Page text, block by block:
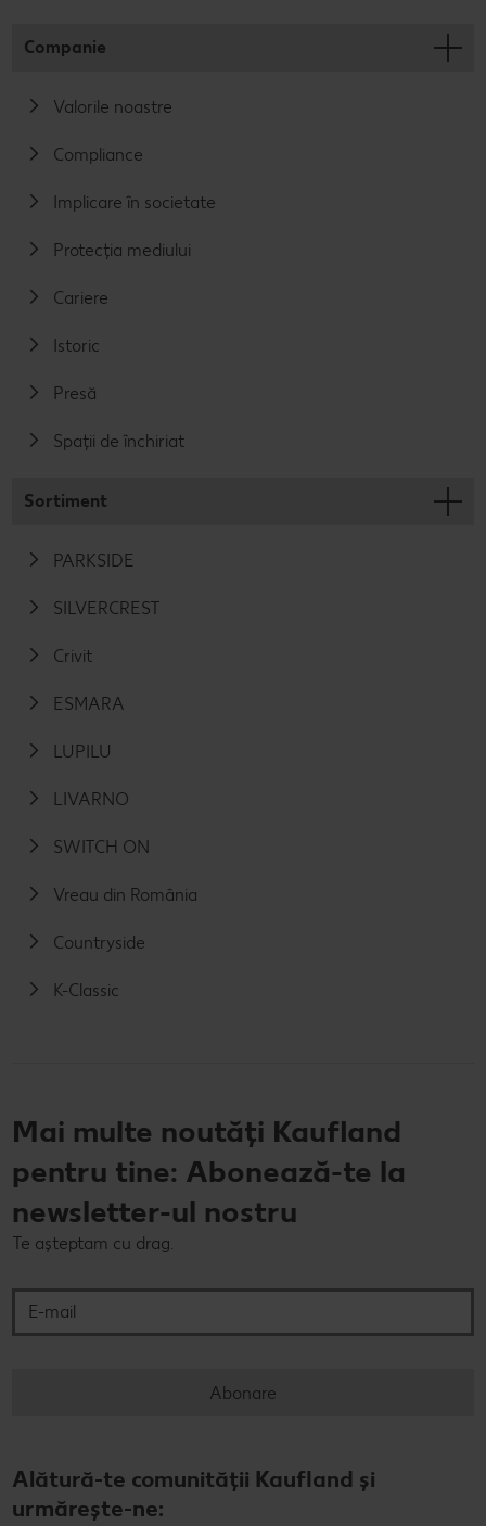
Companie
Valorile noastre
Compliance
Implicare în societate
Protecția mediului
Cariere
Istoric
Presă
Spații de închiriat
Sortiment
PARKSIDE
SILVERCREST
Crivit
ESMARA
LUPILU
LIVARNO
SWITCH ON
Vreau din România
Countryside
K-Classic
Mai multe noutăți Kaufland
pentru tine: Abonează-te la
newsletter-ul nostru
Te așteptam cu drag.
Abonare
Alătură-te comunității Kaufland și
urmărește-ne: